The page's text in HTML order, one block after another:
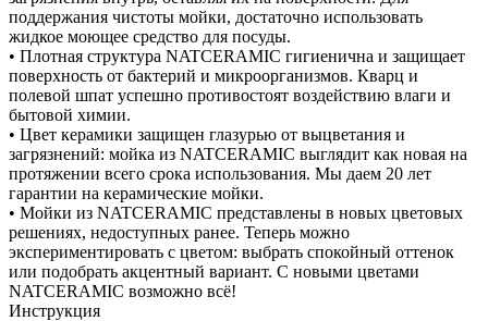
поддержания чистоты мойки, достаточно использовать
жидкое моющее средство для посуды.
• Плотная структура NATCERAMIC гигиенична и защищает
поверхность от бактерий и микроорганизмов. Кварц и
полевой шпат успешно противостоят воздействию влаги и
бытовой химии.
• Цвет керамики защищен глазурью от выцветания и
загрязнений: мойка из NATCERAMIC выглядит как новая на
протяжении всего срока использования. Мы даем 20 лет
гарантии на керамические мойки.
• Мойки из NATCERAMIC представлены в новых цветовых
решениях, недоступных ранее. Теперь можно
экспериментировать с цветом: выбрать спокойный оттенок
или подобрать акцентный вариант. С новыми цветами
NATCERAMIC возможно всё!
Инструкция